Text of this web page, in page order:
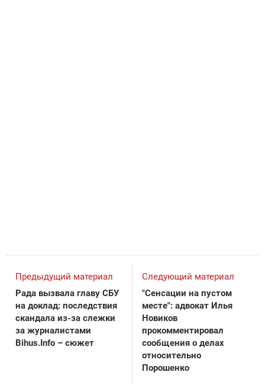
Предыдущий материал
Рада вызвала главу СБУ
на доклад: последствия
скандала из-за слежки
за журналистами
Bihus.Info – сюжет
Следующий материал
"Сенсации на пустом
месте": адвокат Илья
Новиков
прокомментировал
сообщения о делах
относительно
Порошенко